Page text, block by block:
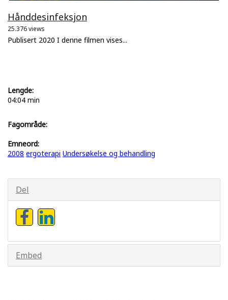
Hånddesinfeksjon
25.376 views
Publisert 2020 I denne filmen vises...
Lengde:
04:04 min
Fagområde:
Emneord:
2008 ergoterapi Undersøkelse og behandling
Del
Embed